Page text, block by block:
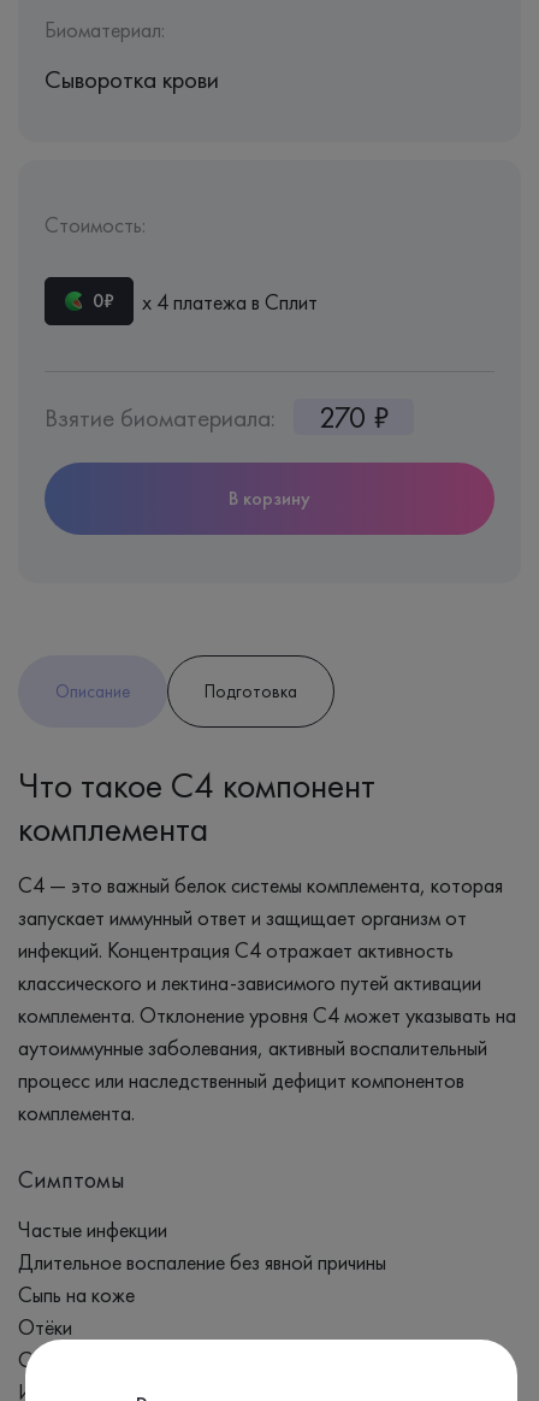
Биоматериал:
Сыворотка крови
Стоимость:
0₽ х 4 платежа в Сплит
Взятие биоматериала: 270 ₽
В корзину
Описание Подготовка
Что такое С4 компонент
комплемента
С4 — это важный белок системы комплемента, которая
запускает иммунный ответ и защищает организм от
инфекций. Концентрация С4 отражает активность
классического и лектина-зависимого путей активации
комплемента. Отклонение уровня С4 может указывать на
аутоиммунные заболевания, активный воспалительный
процесс или наследственный дефицит компонентов
комплемента.
Симптомы
Частые инфекции
Длительное воспаление без явной причины
Сыпь на коже
Отёки
Суставные боли
Изменение цвета и объема мочи